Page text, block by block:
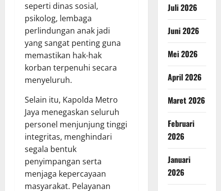
seperti dinas sosial,
psikolog, lembaga
perlindungan anak jadi
yang sangat penting guna
memastikan hak-hak
korban terpenuhi secara
menyeluruh.
Selain itu, Kapolda Metro
Jaya menegaskan seluruh
personel menjunjung tinggi
integritas, menghindari
segala bentuk
penyimpangan serta
menjaga kepercayaan
masyarakat. Pelayanan
Juli 2026
Juni 2026
Mei 2026
April 2026
Maret 2026
Februari
2026
Januari
2026